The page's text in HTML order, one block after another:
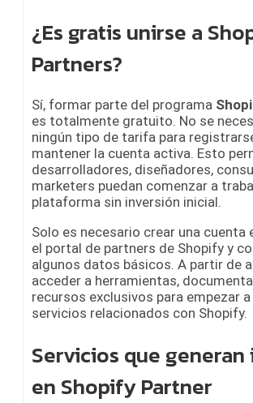
¿Es gratis unirse a
Partners?
Sí, formar parte del programa
es totalmente gratuito. No se
ningún tipo de tarifa para
mantener la cuenta activa. Esto
desarrolladores, diseñadores,
marketers puedan comenzar a
plataforma sin inversión inicial.
Solo es necesario crear una cuenta
el portal de partners de Shopify y
algunos datos básicos. A partir de
acceder a herramientas,
recursos exclusivos para empezar
servicios relacionados con Shopify.
Servicios que generan
en Shopify Partner